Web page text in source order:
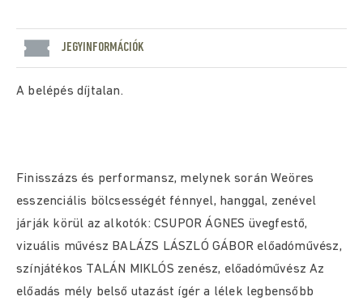
JEGYINFORMÁCIÓK
A belépés díjtalan.
Finisszázs és performansz, melynek során Weöres
esszenciális bölcsességét fénnyel, hanggal, zenével
járják körül az alkotók: CSUPOR ÁGNES üvegfestő,
vizuális művész BALÁZS LÁSZLÓ GÁBOR előadóművész,
színjátékos TALÁN MIKLÓS zenész, előadóművész Az
előadás mély belső utazást ígér a lélek legbensőbb